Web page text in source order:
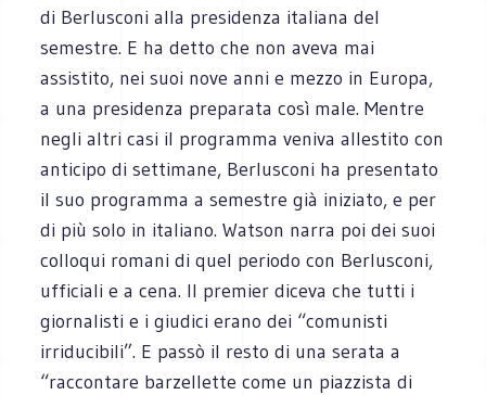
di Berlusconi alla presidenza italiana del
semestre. E ha detto che non aveva mai
assistito, nei suoi nove anni e mezzo in Europa,
a una presidenza preparata così male. Mentre
negli altri casi il programma veniva allestito con
anticipo di settimane, Berlusconi ha presentato
il suo programma a semestre già iniziato, e per
di più solo in italiano. Watson narra poi dei suoi
colloqui romani di quel periodo con Berlusconi,
ufficiali e a cena. Il premier diceva che tutti i
giornalisti e i giudici erano dei “comunisti
irriducibili”. E passò il resto di una serata a
“raccontare barzellette come un piazzista di